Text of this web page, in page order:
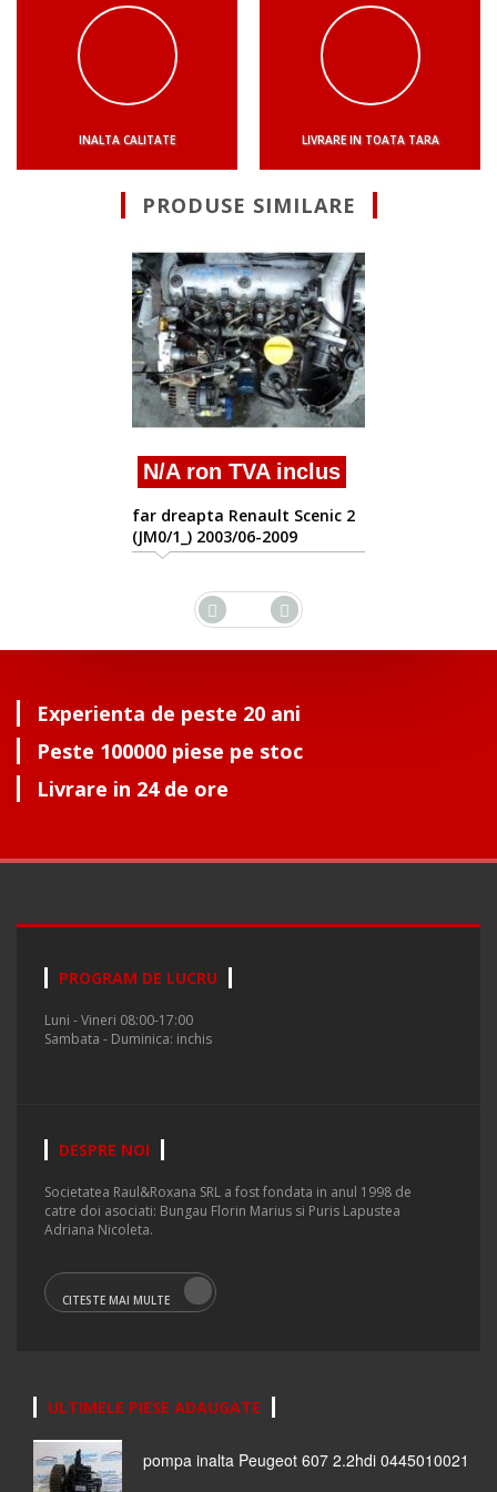
INALTA CALITATE LIVRARE IN TOATA TARA
PRODUSE SIMILARE
Experienta de peste 20 ani
Peste 100000 piese pe stoc
Livrare in 24 de ore
PROGRAM DE LUCRU
Luni - Vineri 08:00-17:00
Sambata - Duminica: inchis
DESPRE NOI
Societatea Raul&Roxana SRL a fost fondata in anul 1998 de
catre doi asociati: Bungau Florin Marius si Puris Lapustea
Adriana Nicoleta.
CITESTE MAI MULTE
ULTIMELE PIESE ADAUGATE
pompa inalta Peugeot 607 2.2hdi 0445010021